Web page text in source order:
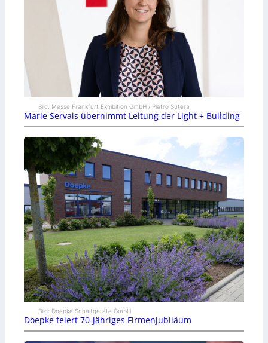
Bild: Messe Frankfurt Exhibition GmbH / Pietro Sutera
Marie Servais übernimmt Leitung der Light + Building
Bild: Doepke Schaltgeräte GmbH
Doepke feiert 70-jähriges Firmenjubiläum